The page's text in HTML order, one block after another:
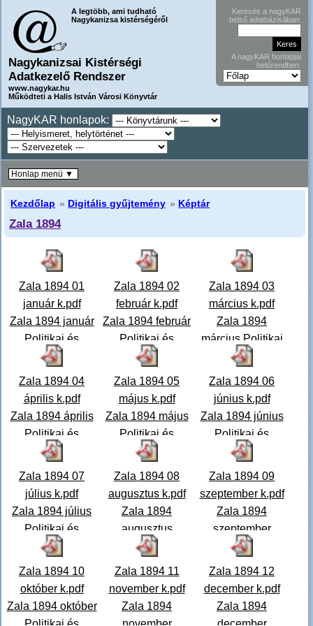
A legtöbb, ami tudható
Nagykanizsa kistérségéről
Nagykanizsai Kistérségi
Adatkezelő Rendszer
www.nagykar.hu
Működteti a Halis István Városi Könyvtár
Keresés a nagyKAR
belső adatbázisában:
A nagyKAR honlapjai
betűrendben:
NagyKAR honlapok:
Kezdőlap » Digitális gyűjtemény » Képtár
Zala 1894
Zala 1894 01
január k.pdf
Zala 1894 január
Politikai és
vegyes tartalmú
Zala 1894 02
február k.pdf
Zala 1894 február
Politikai és
vegyes tartalmú
Zala 1894 03
március k.pdf
Zala 1894
március Politikai
és vegyes
Zala 1894 04
április k.pdf
Zala 1894 április
Politikai és
vegyes tartalmú
Zala 1894 05
május k.pdf
Zala 1894 május
Politikai és
vegyes tartalmú
Zala 1894 06
június k.pdf
Zala 1894 június
Politikai és
vegyes tartalmú
Zala 1894 07
július k.pdf
Zala 1894 július
Politikai és
vegyes tartalmú
Zala 1894 08
augusztus k.pdf
Zala 1894
augusztus
Politikai és
Zala 1894 09
szeptember k.pdf
Zala 1894
szeptember
Politikai és
Zala 1894 10
október k.pdf
Zala 1894 október
Politikai és
Zala 1894 11
november k.pdf
Zala 1894
november
Zala 1894 12
december k.pdf
Zala 1894
december
Honlap menü ▼